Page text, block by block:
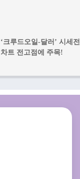
‘크루드오일-달러’ 시세
차트 전고점에 주목!